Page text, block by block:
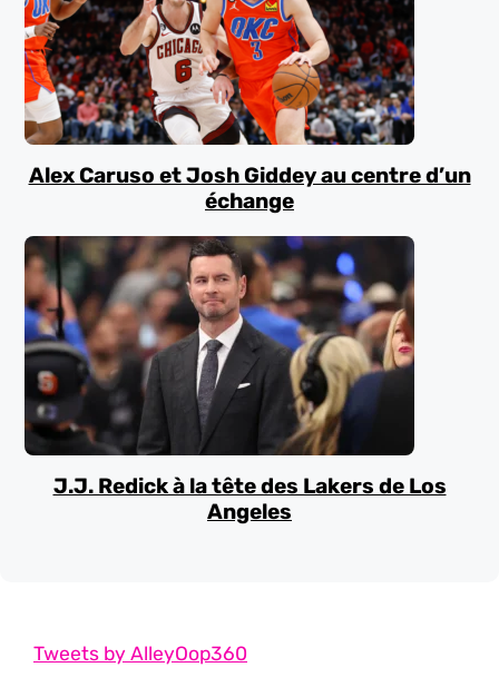
Alex Caruso et Josh Giddey au centre d’un
échange
J.J. Redick à la tête des Lakers de Los
Angeles
Tweets by AlleyOop360